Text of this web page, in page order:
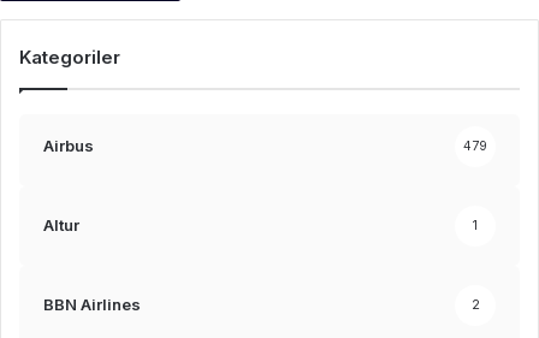
Kategoriler
Airbus 479
Altur 1
BBN Airlines 2